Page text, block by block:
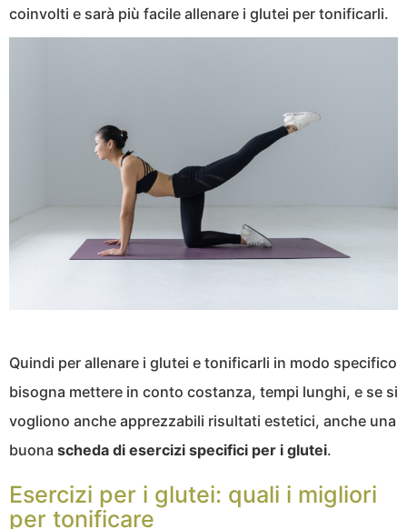
coinvolti e sarà più facile allenare i glutei per tonificarli.
Quindi per allenare i glutei e tonificarli in modo specifico
bisogna mettere in conto costanza, tempi lunghi, e se si
vogliono anche apprezzabili risultati estetici, anche una
buona scheda di esercizi specifici per i glutei.
Esercizi per i glutei: quali i migliori
per tonificare